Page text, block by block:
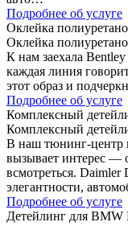
Подробнее об услуге
Оклейка
Оклейка
К нам заехала
каждая линия
этот образ и
Подробнее об услуге
Комплексный
Комплексный
В наш тюнинг-центр
вызывает интерес —
всмотреться.
элегантности,
Подробнее об услуге
Детейлинг для BMW